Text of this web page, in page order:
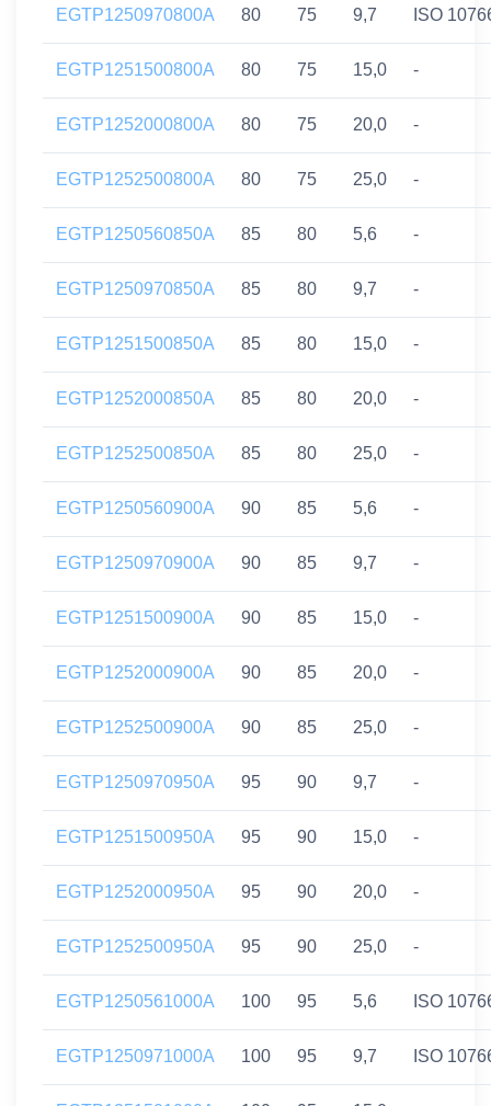
EGTP1250970800A 80 75 9,7 ISO
EGTP1251500800A 80 75 15,0 -
EGTP1252000800A 80 75 20,0 -
EGTP1252500800A 80 75 25,0 -
EGTP1250560850A 85 80 5,6 -
EGTP1250970850A 85 80 9,7 -
EGTP1251500850A 85 80 15,0 -
EGTP1252000850A 85 80 20,0 -
EGTP1252500850A 85 80 25,0 -
EGTP1250560900A 90 85 5,6 -
EGTP1250970900A 90 85 9,7 -
EGTP1251500900A 90 85 15,0 -
EGTP1252000900A 90 85 20,0 -
EGTP1252500900A 90 85 25,0 -
EGTP1250970950A 95 90 9,7 -
EGTP1251500950A 95 90 15,0 -
EGTP1252000950A 95 90 20,0 -
EGTP1252500950A 95 90 25,0 -
EGTP1250561000A 100 95 5,6 ISO
EGTP1250971000A 100 95 9,7 ISO